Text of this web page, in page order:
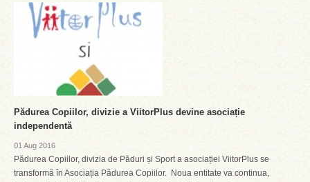
Pădurea Copiilor, divizie a ViitorPlus devine asociație
independentă
01 Aug 2016
Pădurea Copiilor, divizia de Păduri și Sport a asociației ViitorPlus se
transformă în Asociația Pădurea Copiilor. Noua entitate va continua,